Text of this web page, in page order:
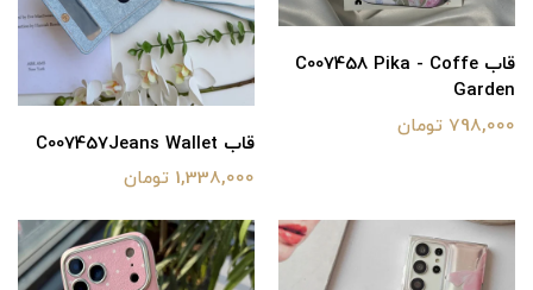
قاب C007458 Pika - Coffe
Garden
798,000 تومان
قاب C007457Jeans Wallet
1,338,000 تومان